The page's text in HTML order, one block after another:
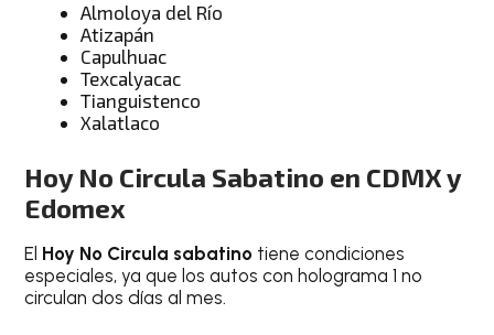
Almoloya del Río
Atizapán
Capulhuac
Texcalyacac
Tianguistenco
Xalatlaco
Hoy No Circula Sabatino en CDMX y
Edomex
El Hoy No Circula sabatino tiene condiciones
especiales, ya que los autos con holograma 1 no
circulan dos días al mes.